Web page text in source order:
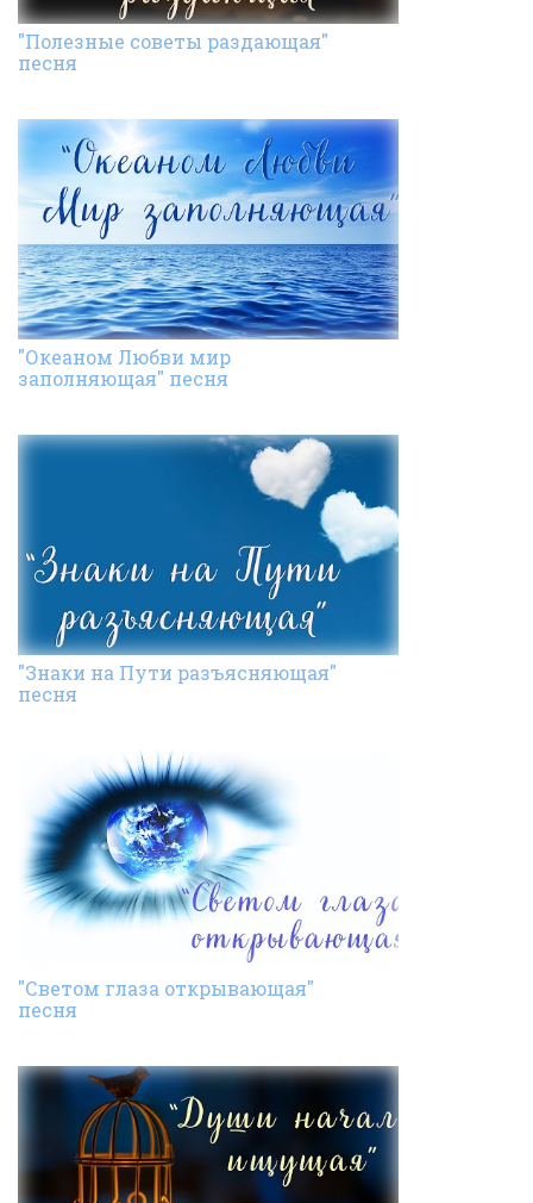
"Полезные советы раздающая"
песня
"Океаном Любви мир
заполняющая" песня
"Знаки на Пути разъясняющая"
песня
"Светом глаза открывающая"
песня